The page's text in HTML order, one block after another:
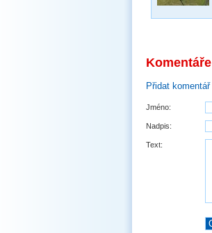
Komentáře
Přidat komentář
Jméno:
Nadpis:
Text: